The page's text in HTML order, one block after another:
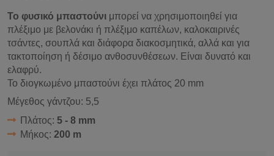
Το φυσικό μπαστούνι μπορεί να χρησιμοποιηθεί για
πλέξιμο με βελονάκι ή πλέξιμο καπέλων, καλοκαιρινές
τσάντες, σουπλά και διάφορα διακοσμητικά, αλλά και για
τακτοποίηση ή δέσιμο ανθοσυνθέσεων. Είναι δυνατό και
ελαφρύ.
Το διογκωμένο μπαστούνι έχει πλάτος 20 mm
Μέγεθος γάντζου: 5,5
Πλάτος: 5 - 8 mm
Μήκος: 200 m